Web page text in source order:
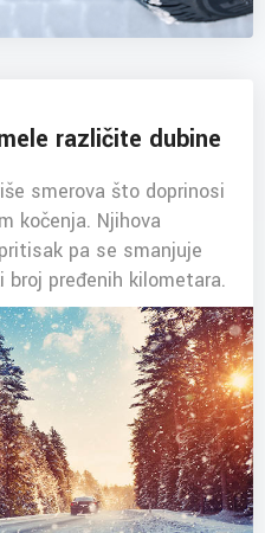
različite dubine
smerova što doprinosi
kočenja. Njihova
pa se smanjuje
broj pređenih kilometara.